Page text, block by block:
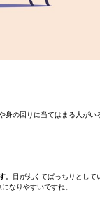
の回りに当てはまる人がい
。目が丸くてぱっちりとし
なりやすいですね。